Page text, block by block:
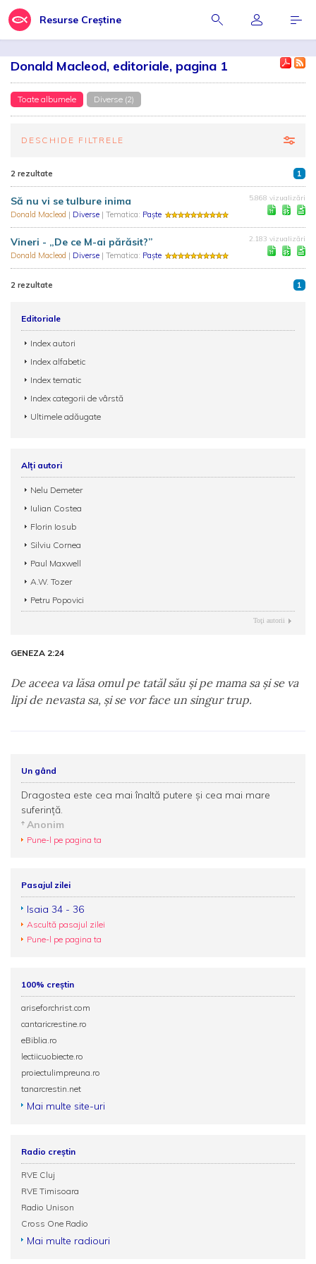
Resurse Creștine
Donald Macleod, editoriale, pagina 1
Toate albumele Diverse (2)
DESCHIDE FILTRELE
2 rezultate 1
Să nu vi se tulbure inima
Donald Macleod | Diverse | Tematica: Paște
5.868 vizualizări
Vineri - „De ce M-ai părăsit?”
Donald Macleod | Diverse | Tematica: Paște
2.183 vizualizări
2 rezultate 1
Editoriale
Index autori
Index alfabetic
Index tematic
Index categorii de vârstă
Ultimele adăugate
Alți autori
Nelu Demeter
Iulian Costea
Florin Iosub
Silviu Cornea
Paul Maxwell
A.W. Tozer
Petru Popovici
Toţi autorii
GENEZA 2:24
De aceea va lăsa omul pe tatăl său şi pe mama sa şi se va
lipi de nevasta sa, şi se vor face un singur trup.
Un gând
Dragostea este cea mai înaltă putere şi cea mai mare
suferinţă.
Anonim
Pune-l pe pagina ta
Pasajul zilei
Isaia 34 - 36
Ascultă pasajul zilei
Pune-l pe pagina ta
100% creștin
ariseforchrist.com
cantaricrestine.ro
eBiblia.ro
lectiicuobiecte.ro
proiectulimpreuna.ro
tanarcrestin.net
Mai multe site-uri
Radio creștin
RVE Cluj
RVE Timisoara
Radio Unison
Cross One Radio
Mai multe radiouri